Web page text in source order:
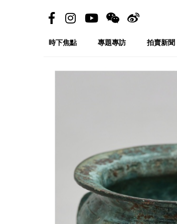
時下焦點 專題專訪 拍賣新聞